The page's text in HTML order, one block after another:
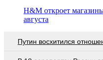
H&M откроет
августа
Путин восхитился